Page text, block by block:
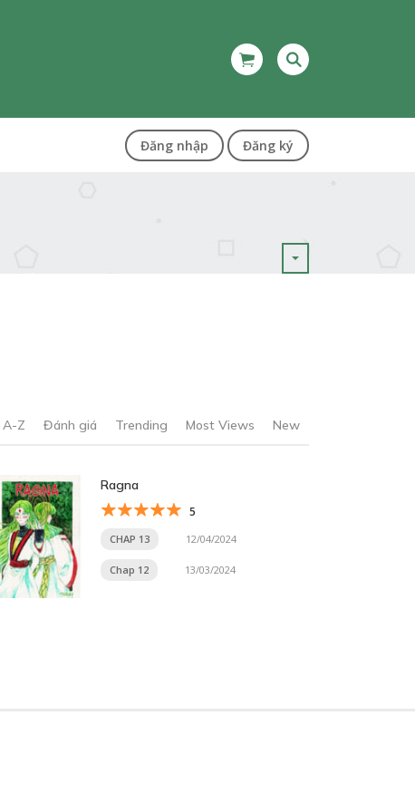
Đăng nhập Đăng ký
A-Z Đánh giá Trending Most Views New
Ragna
5
CHAP 13 12/04/2024
Chap 12 13/03/2024